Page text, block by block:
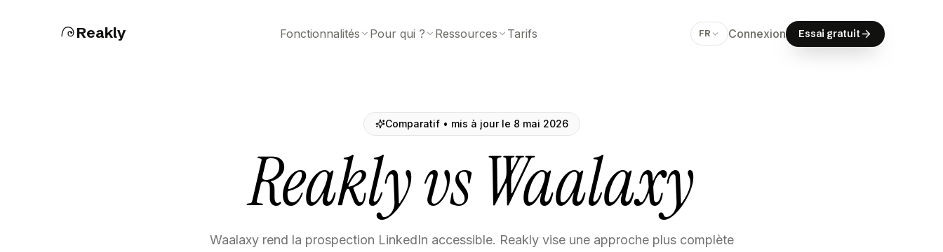
Reakly Fonctionnalités Pour qui ? Ressources Tarifs FR Connexion Essai gratuit
Essaigratuit
Essai gratuit
Comparatif • mis à jour le 8 mai 2026
Reakly vs Waalaxy
Waalaxy rend la prospection LinkedIn accessible. Reakly vise une approche plus complète